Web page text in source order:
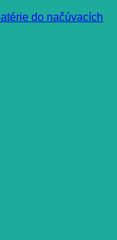
do načúvacích